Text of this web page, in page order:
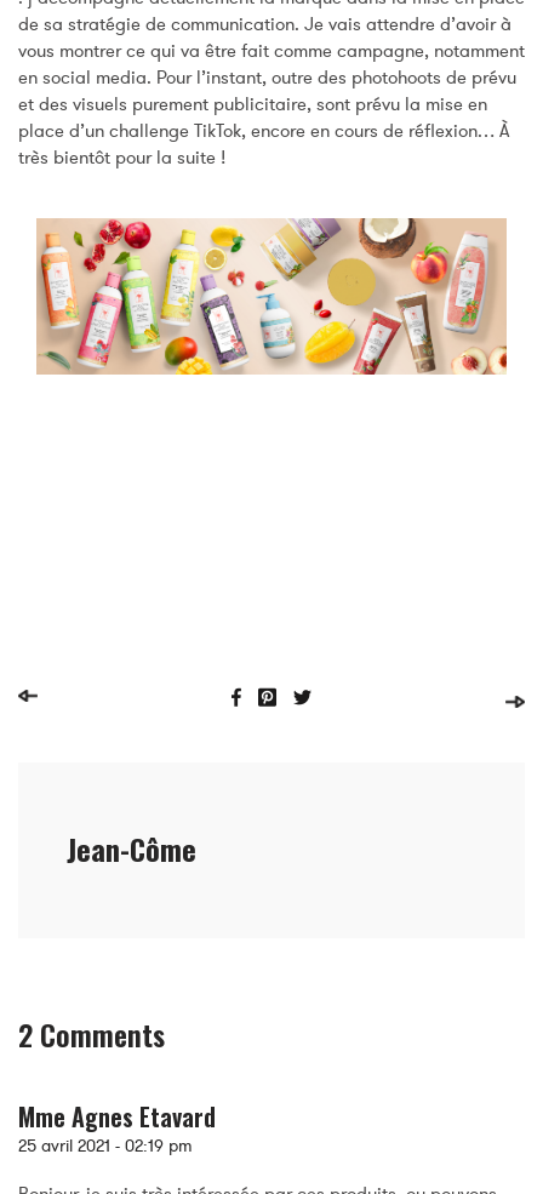
de sa stratégie de communication. Je vais attendre d’avoir à
vous montrer ce qui va être fait comme campagne, notamment
en social media. Pour l’instant, outre des photohoots de prévu
et des visuels purement publicitaire, sont prévu la mise en
place d’un challenge TikTok, encore en cours de réflexion… À
très bientôt pour la suite !
Jean-Côme
2 Comments
Mme Agnes Etavard
25 avril 2021 - 02:19 pm